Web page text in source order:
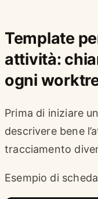
Template
attività:
ogni
Prima di iniziare
descrivere bene
tracciamento
Esempio di